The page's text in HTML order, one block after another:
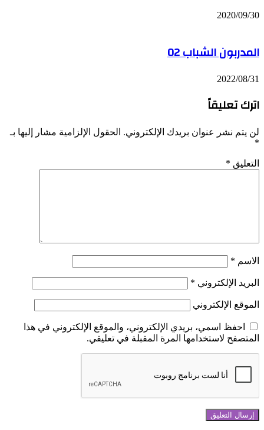
2020/09/30
المدربون الشباب 02
2022/08/31
اترك تعليقاً
لن يتم نشر عنوان بريدك الإلكتروني. الحقول الإلزامية مشار إليها بـ
*
التعليق *
الاسم *
البريد الإلكتروني *
الموقع الإلكتروني
احفظ اسمي، بريدي الإلكتروني، والموقع الإلكتروني في هذا
المتصفح لاستخدامها المرة المقبلة في تعليقي.